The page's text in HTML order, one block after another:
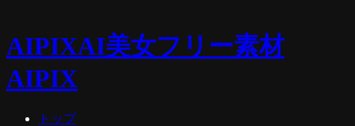
AIPIXAI美女フリー素材
AIPIX
トップ